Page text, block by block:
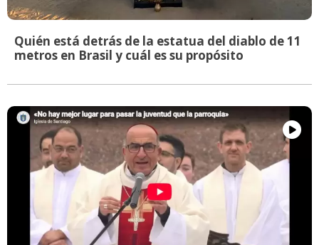
Quién está detrás de la estatua del diablo de 11
metros en Brasil y cuál es su propósito